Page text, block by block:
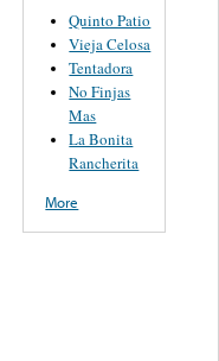
Quinto Patio
Vieja Celosa
Tentadora
No Finjas
Mas
La Bonita
Rancherita
More